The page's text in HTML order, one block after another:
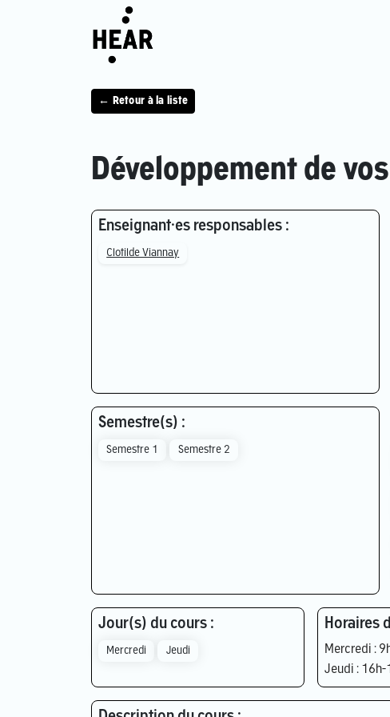
← Retour à la liste
Développement de
Enseignant·es responsables :
Clotilde Viannay
Semestre(s) :
Semestre 1 Semestre 2
Jour(s) du cours :
Mercredi Jeudi
Horaires
Mercredi :
Jeudi : 16h-